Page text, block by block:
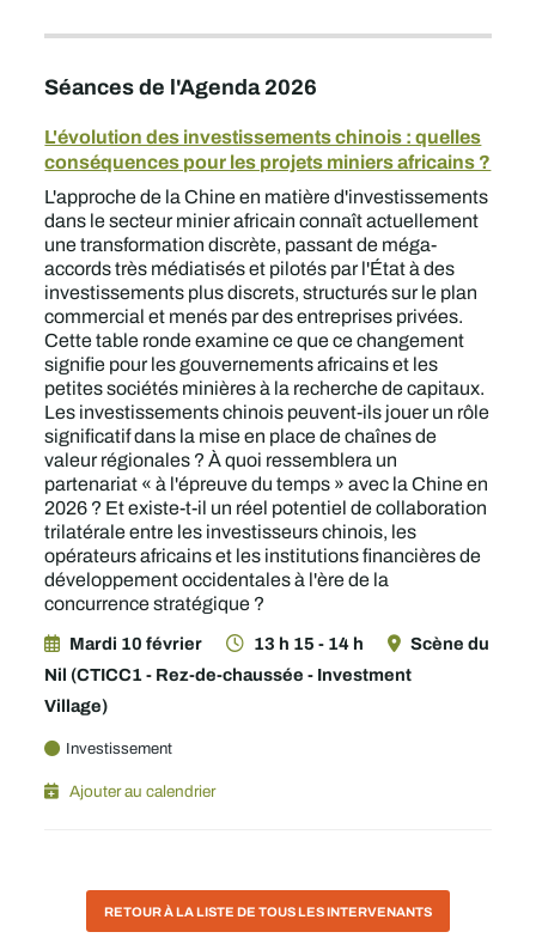
Séances de l'Agenda 2026
L'évolution des investissements chinois : quelles
conséquences pour les projets miniers africains ?
L'approche de la Chine en matière d'investissements
dans le secteur minier africain connaît actuellement
une transformation discrète, passant de méga-
accords très médiatisés et pilotés par l'État à des
investissements plus discrets, structurés sur le plan
commercial et menés par des entreprises privées.
Cette table ronde examine ce que ce changement
signifie pour les gouvernements africains et les
petites sociétés minières à la recherche de capitaux.
Les investissements chinois peuvent-ils jouer un rôle
significatif dans la mise en place de chaînes de
valeur régionales ? À quoi ressemblera un
partenariat « à l'épreuve du temps » avec la Chine en
2026 ? Et existe-t-il un réel potentiel de collaboration
trilatérale entre les investisseurs chinois, les
opérateurs africains et les institutions financières de
développement occidentales à l'ère de la
concurrence stratégique ?
Mardi 10 février 13 h 15 - 14 h
Scène du
Nil (CTICC1 - Rez-de-chaussée - Investment
Village)
Investissement
Ajouter au calendrier
RETOUR À LA LISTE DE TOUS LES INTERVENANTS